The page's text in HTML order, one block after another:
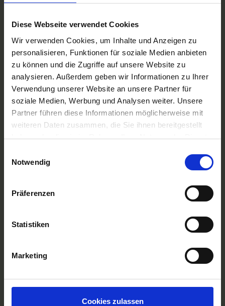
Diese Webseite verwendet Cookies
Wir verwenden Cookies, um Inhalte und Anzeigen zu
personalisieren, Funktionen für soziale Medien anbieten
zu können und die Zugriffe auf unsere Website zu
analysieren. Außerdem geben wir Informationen zu Ihrer
Verwendung unserer Website an unsere Partner für
soziale Medien, Werbung und Analysen weiter. Unsere
Partner führen diese Informationen möglicherweise mit
weiteren Daten zusammen, die Sie ihnen bereitgestellt
haben oder die sie im Rahmen Ihrer Nutzung der Dienste
Notwendig
Präferenzen
Statistiken
Marketing
Cookies zulassen
A-ROSA Flussschiff GmbH
Nicko Cruises Flussreisen
PLANTOURS Kreuzfahrten
AMADEUS Flusskreuzfahrten
1AVista Flussreisen
TOP Reiseziele
Flussreisen Deutschland
Flussreise Osteuropa
Asien Flusskreuzfahrten
Nilkreuzfahrt
MS Alina
MS Anesha
MS Elegant Lady
TOP Themen
Flussreisen mit An- und Abreise
Deutschsprachiger Gästeservice
Last Minute Flusskreuzfahrten